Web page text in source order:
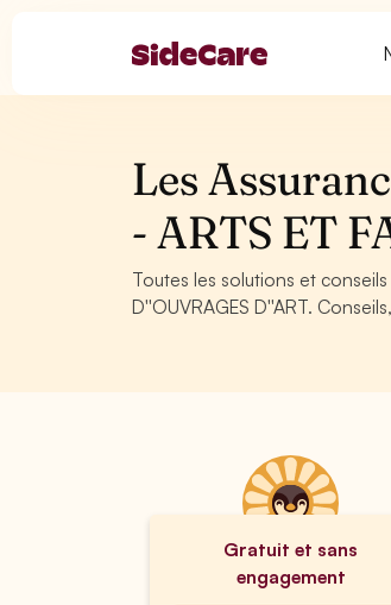
Les
- ARTS ET
Toutes les solutions et
D''OUVRAGES D''ART.
Gratuit et sans
engagement